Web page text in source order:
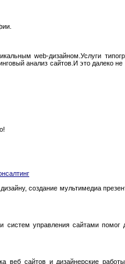
web-дизайном.Услуги
анализ сайтов.И это далеко не
создание мультимедиа
управления сайтами помог
веб сайтов и дизайнерские